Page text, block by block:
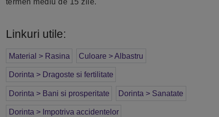
Linkuri utile:
Material > Rasina Culoare > Albastru
Dorinta > Dragoste si fertilitate
Dorinta > Bani si prosperitate Dorinta > Sanatate
Dorinta > Impotriva accidentelor